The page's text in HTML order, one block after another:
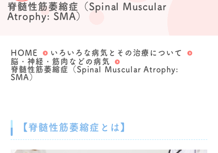
脊髄性筋萎縮症（Spinal Muscular
Atrophy: SMA）
HOME
いろいろな病気とその治療について
脳・神経・筋肉などの病気
脊髄性筋萎縮症（Spinal Muscular Atrophy:
SMA）
【脊髄性筋萎縮症とは】